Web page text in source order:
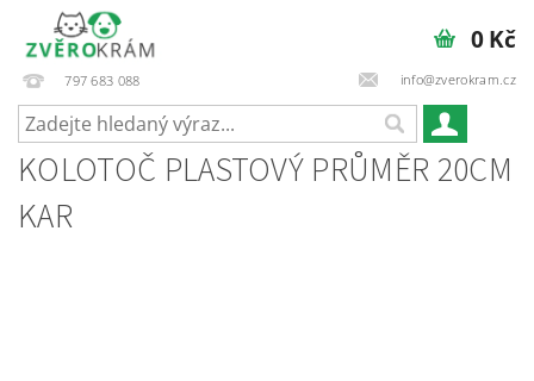
797 683 088 info@zverokram.cz
0 Kč
KOLOTOČ PLASTOVÝ PRŮMĚR 20CM
KAR